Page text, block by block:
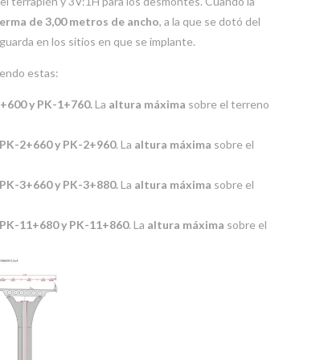
de 3,00 metros de ancho, a la que se dotó del
en los sitios en que se implante.
estas:
y PK-1+760.La altura máxima sobre el terreno
PK-2+660 y PK-2+960. La altura máxima sobre el
PK-3+660 y PK-3+880.La altura máxima sobre el
PK-11+680 y PK-11+860. La altura máxima sobre el